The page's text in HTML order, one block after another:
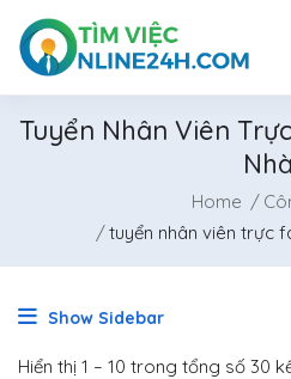
Tuyển Nhân Viên
Nhà
Home
tuyển nhân viên trực
Show Sidebar
Hiển thị 1 – 10 trong tổng số 30